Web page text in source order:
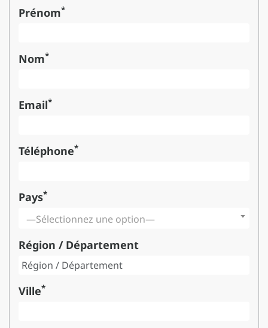
Prénom*
Nom*
Email*
Téléphone*
Pays*
—Sélectionnez une option—
Région / Département
Ville*